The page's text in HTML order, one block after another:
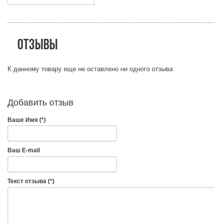
Отзывы
К данному товару еще не оставлено ни одного отзыва
Добавить отзыв
Ваше Имя (*)
Ваш E-mail
Текст отзыва (*)